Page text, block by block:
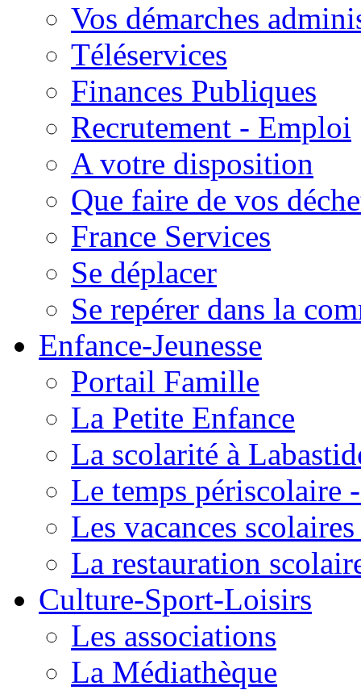
Vos démarches
Téléservices
Finances Publiques
Recrutement - Emploi
A votre disposition
Que faire de vos
France Services
Se déplacer
Se repérer dans la
Enfance-Jeunesse
Portail Famille
La Petite Enfance
La scolarité à
Le temps périscolaire
Les vacances
La restauration
Culture-Sport-Loisirs
Les associations
La Médiathèque